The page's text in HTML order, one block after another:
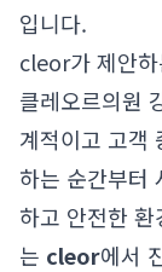
입니다.
cleor가 제안
클레오르의원
계적이고 고객
하는 순간부터
하고 안전한
는 cleor에서